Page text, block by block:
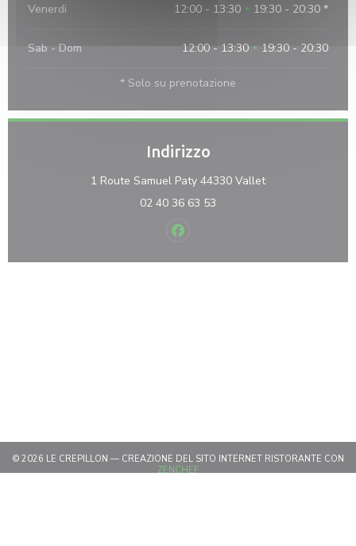
Venerdi 12:00 - 13:30 • 19:30 - 20:30 *
Sab - Dom 12:00 - 13:30 • 19:30 - 20:30
* Solo su prenotazione
Indirizzo
1 Route Samuel Paty 44330 Vallet((apre una nuova
02 40 36 63 53
Facebook ((apre una nuova
© 2026 LE CREPILLON — CREAZIONE DEL SITO INTERNET RISTORANTE CON
ZENCHEF((APRE UNA NUOVA FINESTRA))